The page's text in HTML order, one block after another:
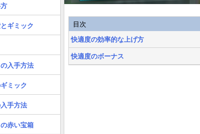
目次
快適度の効率的な上げ方
快適度のボーナス
ギミック
入手方法
ミック
手方法
赤い宝箱